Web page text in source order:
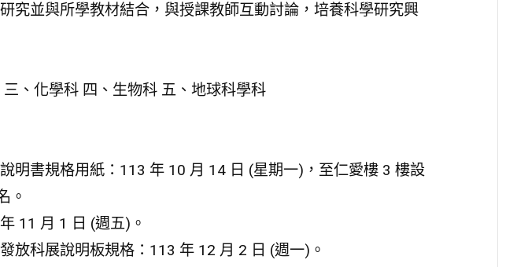
究並與所學教材結合，與授課教師互動討論，培養科學研究興
、化學科 四、生物科 五、地球科學科
明書規格用紙：113 年 10 月 14 日 (星期一)，至仁愛樓 3 樓設
。
11 月 1 日 (週五)。
放科展說明板規格：113 年 12 月 2 日 (週一)。